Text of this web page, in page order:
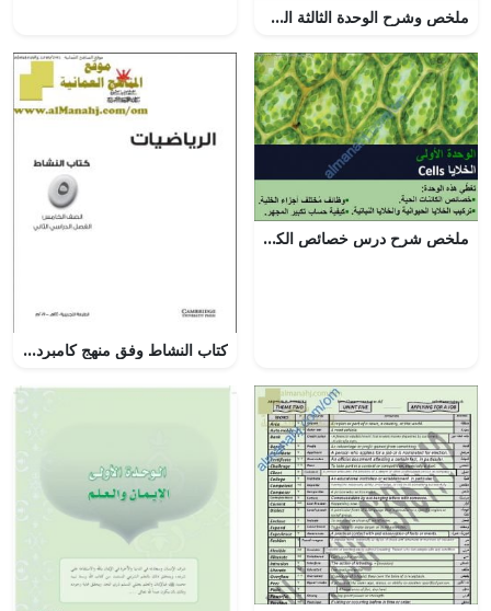
ملخص وشرح الوحدة الثالثة المركبات الأيونية والمعادن, (كيمياء) العاشر المتقدم
ملخص شرح درس خصائص الكائنات الحية مع حل الأنشطة (أحياء) التاسع
كتاب النشاط وفق منهج كامبردج (رياضيات) الخامس